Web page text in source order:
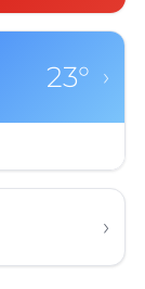
23° ›
›